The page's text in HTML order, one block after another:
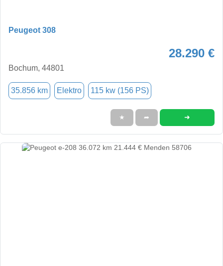
Peugeot 308
28.290 €
Bochum, 44801
35.856 km Elektro 115 kw (156 PS)
★ ➦ ➜